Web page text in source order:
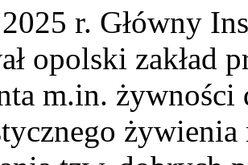
r. Główny
opolski zakład
m.in.